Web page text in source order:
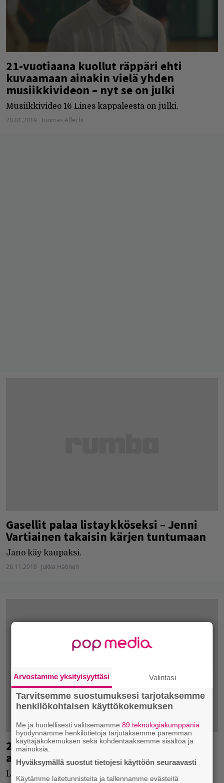
21-vuotiaana kuollut räppäri ehti
kuvaamaan ainakin vielä yhden
musiikkivideon – nyt se on julki
Musiikkivideo 16 Lines kappaleesta on julki.
20.01.2019 Tuomas Aflecht
Gasellit palaa listaykköseksi – Jenni
Vartiainen takaisin kärjen tuntumaan
Jano käy kaupaksi.
26.11.2018 Jukka Hätinen
21-vuotiaana kuollut artisti Suomen
albumilistan kärkeen
Lil Peepin uusi albumi debytoi listan kärjessä.
Arvostamme yksityisyyttäsi Valintasi
Tarvitsemme suostumuksesi tarjotaksemme
henkilökohtaisen käyttökokemuksen
Me ja huolellisesti valitsemamme89 teknologiakumppania
hyödynnämme henkilötietoja tarjotaksemme paremman
käyttäjäkokemuksen sekä kohdentaaksemme sisältöä ja
mainoksia.
Hyväksymällä suostut tietojesi käyttöön seuraavasti
Käytämme laitetunnisteita ja tallennamme evästeitä